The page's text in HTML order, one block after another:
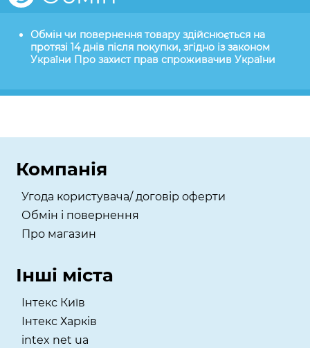
Обмін чи повернення товару здійснюється на
протязі 14 днів після покупки, згідно із законом
України Про захист прав спроживачив України
Компанія
Угода користувача/ договір оферти
Обмін і повернення
Про магазин
Інші міста
Інтекс Київ
​Інтекс Харків
intex net ua